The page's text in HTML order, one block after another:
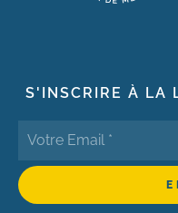
S'INSCRIRE À LA